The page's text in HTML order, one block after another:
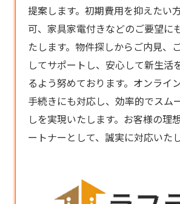
提案します。初期費用を抑えたい
可、家具家電付きなどのご要望に
たします。 物件探しからご内見、
してサポートし、安心して新生活
るよう努めております。オンライ
手続きにも対応し、効率的でスム
しを実現いたします。お客様の理
ートナーとして、誠実に対応いたし